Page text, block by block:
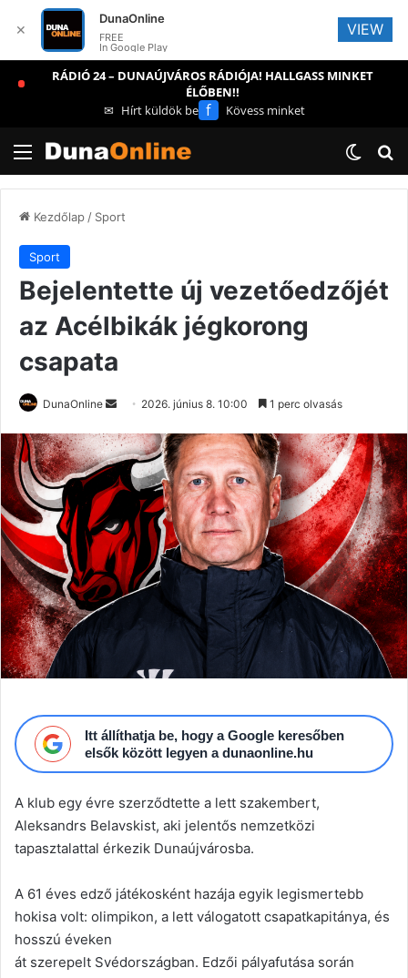
RÁDIÓ 24 – DUNAÚJVÁROS RÁDIÓJA! HALLGASS MINKET
ÉLŐBEN!!
✉ Hírt küldök be f Kövess minket
Menü
Kezdőlap/ Sport
Sport
Bejelentette új vezetőedzőjét
az Acélbikák jégkorong
csapata
DunaOnline
Send
email
2026. június 8. 10:00 1 perc olvasás
Itt állíthatja be, hogy a Google keresőben
elsők között legyen a dunaonline.hu
A klub egy évre szerződtette a lett szakembert,
Aleksandrs Belavskist, aki jelentős nemzetközi
tapasztalattal érkezik Dunaújvárosba.
A 61 éves edző játékosként hazája egyik legismertebb
hokisa volt: olimpikon, a lett válogatott csapatkapitánya, és
hosszú éveken
át szerepelt Svédországban. Edzői pályafutása során
✕
DunaOnline
FREE
In Google Play
VIEW